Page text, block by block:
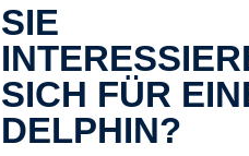
SIE
SICH FÜR
DELPHIN?